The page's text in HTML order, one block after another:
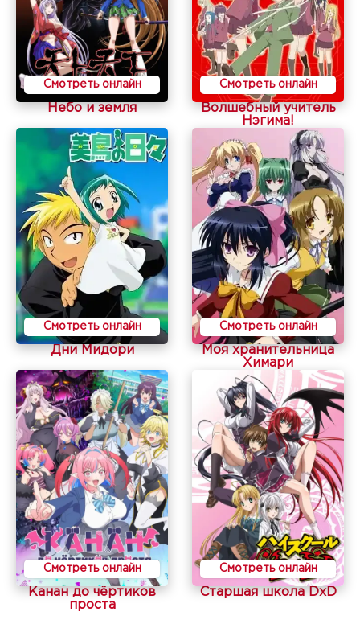
Смотреть онлайн
Небо и земля
Смотреть онлайн
Волшебный учитель
Нэгима!
Смотреть онлайн
Дни Мидори
Смотреть онлайн
Моя хранительница
Химари
Смотреть онлайн
Канан до чёртиков
проста
Смотреть онлайн
Старшая школа DxD